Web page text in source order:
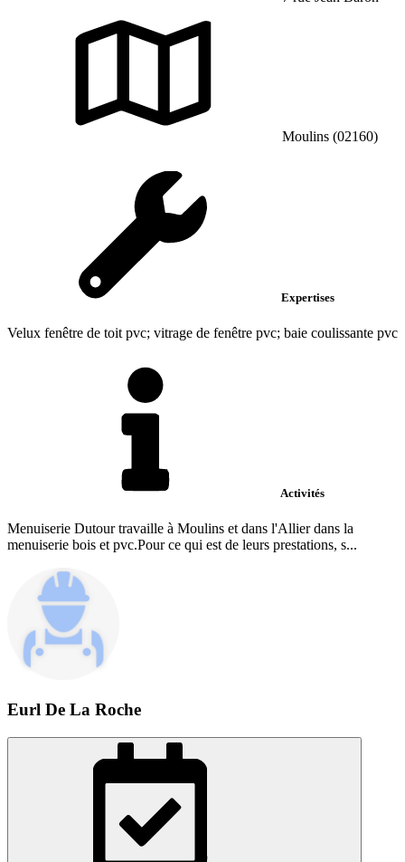
Moulins (02160)
Expertises
Velux fenêtre de toit pvc; vitrage de fenêtre pvc; baie coulissante pvc
Activités
Menuiserie Dutour travaille à Moulins et dans l'Allier dans la
menuiserie bois et pvc.Pour ce qui est de leurs prestations, s...
Eurl De La Roche